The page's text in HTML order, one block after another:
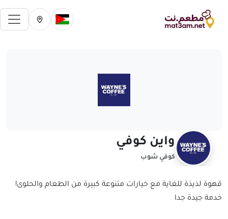
تغيير الدولة الحالية
تغيير المدينة
واين كوفي
كوفي شوب
قهوة لذيذة للغاية مع خيارات متنوعة كبيرة من الطعام والحلوى!
خدمة جيدة جدا